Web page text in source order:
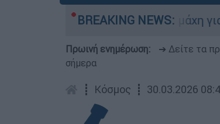
BREAKING NEWS:
Η μάχη για τα Στενά
Πρωινή ενημέρωση: ➔ Δείτε τα
σήμερα
┋ Κόσμος ┋ 30.03.2026